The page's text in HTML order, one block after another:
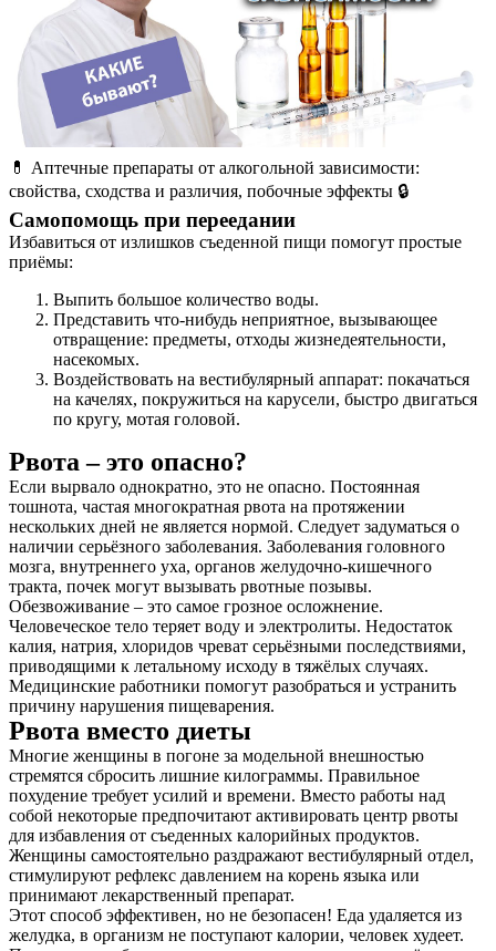
💊 Аптечные препараты от алкогольной зависимости:
свойства, сходства и различия, побочные эффекты 🔒
Самопомощь при переедании
Избавиться от излишков съеденной пищи помогут простые
приёмы:
Выпить большое количество воды.
Представить что-нибудь неприятное, вызывающее
отвращение: предметы, отходы жизнедеятельности,
насекомых.
Воздействовать на вестибулярный аппарат: покачаться
на качелях, покружиться на карусели, быстро двигаться
по кругу, мотая головой.
Рвота – это опасно?
Если вырвало однократно, это не опасно. Постоянная
тошнота, частая многократная рвота на протяжении
нескольких дней не является нормой. Следует задуматься о
наличии серьёзного заболевания. Заболевания головного
мозга, внутреннего уха, органов желудочно-кишечного
тракта, почек могут вызывать рвотные позывы.
Обезвоживание – это самое грозное осложнение.
Человеческое тело теряет воду и электролиты. Недостаток
калия, натрия, хлоридов чреват серьёзными последствиями,
приводящими к летальному исходу в тяжёлых случаях.
Медицинские работники помогут разобраться и устранить
причину нарушения пищеварения.
Рвота вместо диеты
Многие женщины в погоне за модельной внешностью
стремятся сбросить лишние килограммы. Правильное
похудение требует усилий и времени. Вместо работы над
собой некоторые предпочитают активировать центр рвоты
для избавления от съеденных калорийных продуктов.
Женщины самостоятельно раздражают вестибулярный отдел,
стимулируют рефлекс давлением на корень языка или
принимают лекарственный препарат.
Этот способ эффективен, но не безопасен! Еда удаляется из
желудка, в организм не поступают калории, человек худеет.